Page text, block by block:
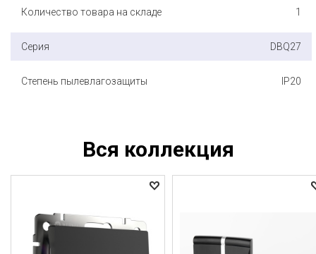
Количество товара на складе 1
Серия DBQ27
Степень пылевлагозащиты IP20
Вся коллекция